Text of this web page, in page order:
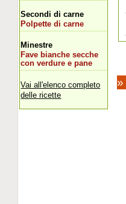
»
Secondi di carne
Polpette di carne
Minestre
Fave bianche secche
con verdure e pane
Vai all'elenco completo
delle ricette